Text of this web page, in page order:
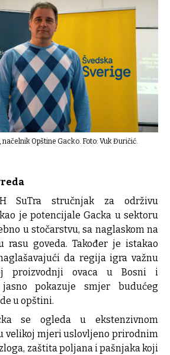
Opštine Gacko. Foto: Vuk Đuričić.
SuTra stručnjak za održivu
je potencijale Gacka u sektoru
u stočarstvu, sa naglaskom na
rasu goveda. Također je istakao
da regija igra važnu
proizvodnji ovaca u Bosni i
pokazuje smjer budućeg
u opštini.
se ogleda u ekstenzivnom
velikoj mjeri uslovljeno prirodnim
zaštita poljana i pašnjaka koji